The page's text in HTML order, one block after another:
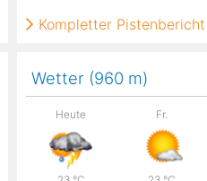
Wetter (960 m)
Heute Fr.
Kompletter Pistenbericht